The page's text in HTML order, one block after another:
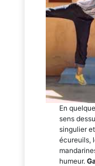
En
sens
singulier
écureuils,
humeur.